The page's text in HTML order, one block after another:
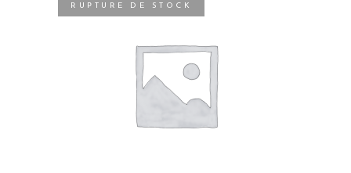
RUPTURE DE STOCK